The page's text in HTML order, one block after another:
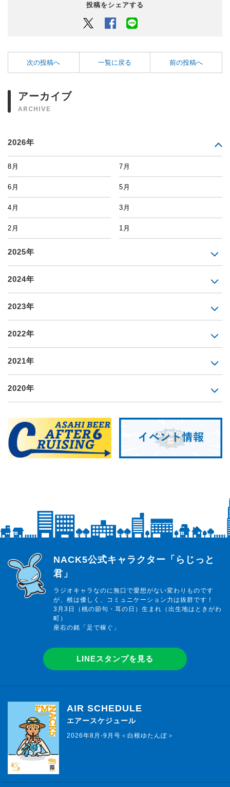
投稿をシェアする
Twitter Facebook
次の投稿へ 一覧に戻る 前の投稿へ
アーカイブ
ARCHIVE
2026年
8月 7月
6月 5月
4月 3月
2月 1月
2025年
2024年
2023年
2022年
2021年
2020年
らじっと君
NACK5公式キャラクター「らじっと
君」
ラジオキャラなのに無口で愛想がない変わりものです
が、根は優しく、コミュニケーション力は抜群です！
3月3日（桃の節句・耳の日）生まれ（出生地はときがわ
町）
座右の銘「足で稼ぐ」
LINEスタンプを見る
AIR SCHEDULE
エアースケジュール
2026年8月-9月号＜白根ゆたんぽ＞